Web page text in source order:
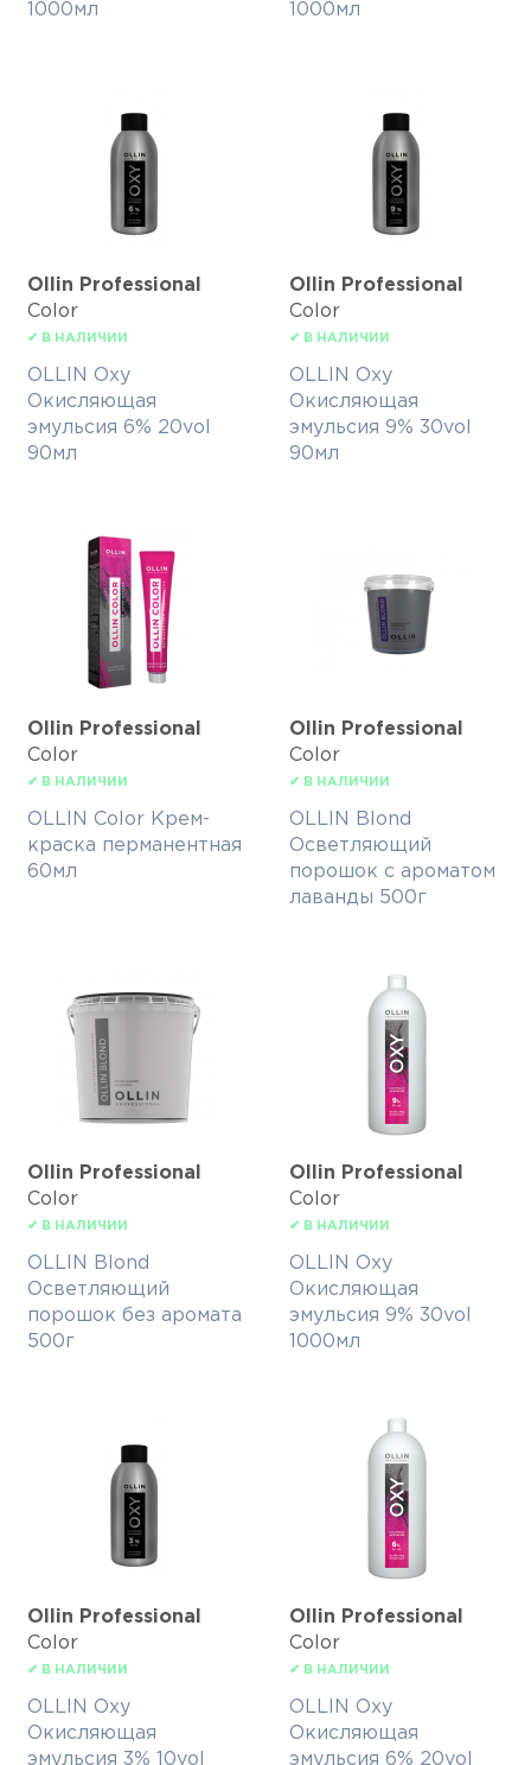
1000мл
1000мл
Ollin Professional
Color
✔ В НАЛИЧИИ
OLLIN Oxy
Окисляющая
эмульсия 6% 20vol
90мл
Ollin Professional
Color
✔ В НАЛИЧИИ
OLLIN Oxy
Окисляющая
эмульсия 9% 30vol
90мл
Ollin Professional
Color
✔ В НАЛИЧИИ
OLLIN Color Крем-
краска перманентная
60мл
Ollin Professional
Color
✔ В НАЛИЧИИ
OLLIN Blond
Осветляющий
порошок с ароматом
лаванды 500г
Ollin Professional
Color
✔ В НАЛИЧИИ
OLLIN Blond
Осветляющий
порошок без аромата
500г
Ollin Professional
Color
✔ В НАЛИЧИИ
OLLIN Oxy
Окисляющая
эмульсия 9% 30vol
1000мл
Ollin Professional
Color
✔ В НАЛИЧИИ
OLLIN Oxy
Окисляющая
эмульсия 3% 10vol
Ollin Professional
Color
✔ В НАЛИЧИИ
OLLIN Oxy
Окисляющая
эмульсия 6% 20vol